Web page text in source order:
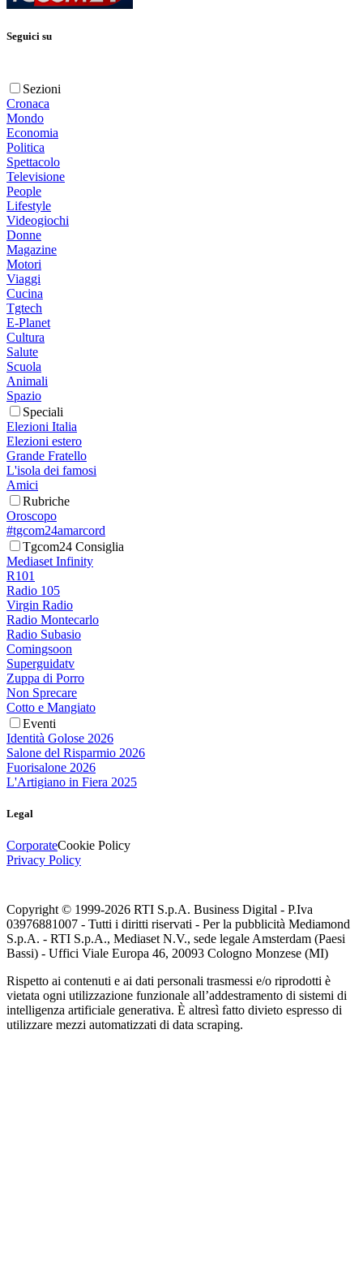
Seguici su
Sezioni
Cronaca
Mondo
Economia
Politica
Spettacolo
Televisione
People
Lifestyle
Videogiochi
Donne
Magazine
Motori
Viaggi
Cucina
Tgtech
E-Planet
Cultura
Salute
Scuola
Animali
Spazio
Speciali
Elezioni Italia
Elezioni estero
Grande Fratello
L'isola dei famosi
Amici
Rubriche
Oroscopo
#tgcom24amarcord
Tgcom24 Consiglia
Mediaset Infinity
R101
Radio 105
Virgin Radio
Radio Montecarlo
Radio Subasio
Comingsoon
Superguidatv
Zuppa di Porro
Non Sprecare
Cotto e Mangiato
Eventi
Identità Golose 2026
Salone del Risparmio 2026
Fuorisalone 2026
L'Artigiano in Fiera 2025
Legal
CorporateCookie Policy
Privacy Policy
Copyright © 1999-2026 RTI S.p.A. Business Digital - P.Iva
03976881007 - Tutti i diritti riservati - Per la pubblicità Mediamond
S.p.A. - RTI S.p.A., Mediaset N.V., sede legale Amsterdam (Paesi
Bassi) - Uffici Viale Europa 46, 20093 Cologno Monzese (MI)
Rispetto ai contenuti e ai dati personali trasmessi e/o riprodotti è
vietata ogni utilizzazione funzionale all’addestramento di sistemi di
intelligenza artificiale generativa. È altresì fatto divieto espresso di
utilizzare mezzi automatizzati di data scraping.